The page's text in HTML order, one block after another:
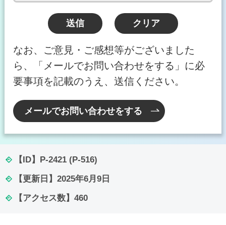
なお、ご意見・ご感想等がございました
ら、「メールでお問い合わせをする」に必
要事項を記載のうえ、送信ください。
メールでお問い合わせをする
【ID】 P-2421 (P-516)
【更新日】 2025年6月9日
【アクセス数】 460